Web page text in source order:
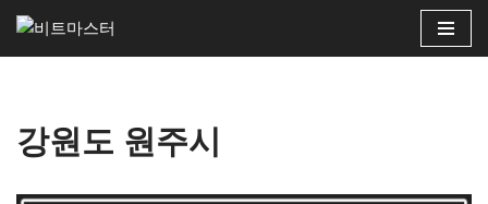
콘
로
건
강원도 원주시